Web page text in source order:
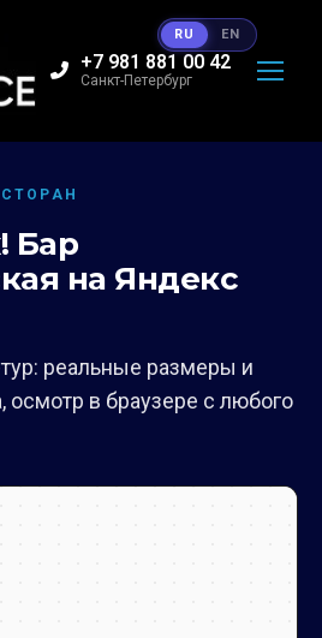
+7 981 881 00 42
Санкт-Петербург
Бар
на Яндекс
реальные размеры и
осмотр в браузере с любого
RU EN